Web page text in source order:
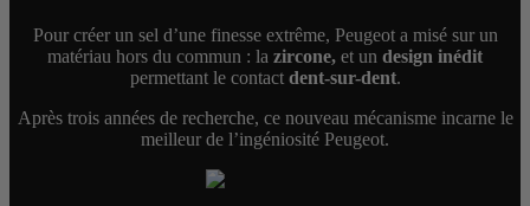
Pour créer un sel d’une finesse extrême, Peugeot a misé sur un
matériau hors du commun : la zircone, et un design inédit
permettant le contact dent-sur-dent.
Après trois années de recherche, ce nouveau mécanisme incarne le
meilleur de l’ingéniosité Peugeot.